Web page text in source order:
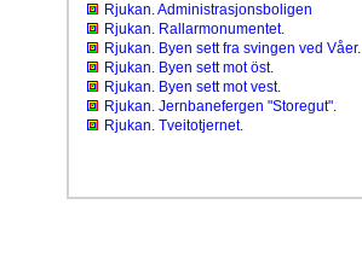
Rjukan. Administrasjonsboligen
Rjukan. Rallarmonumentet.
Rjukan. Byen sett fra svingen ved Våer.
Rjukan. Byen sett mot öst.
Rjukan. Byen sett mot vest.
Rjukan. Jernbanefergen "Storegut".
Rjukan. Tveitotjernet.